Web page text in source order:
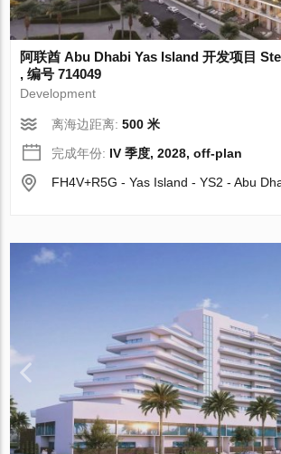
阿联酋 Abu Dhabi Yas Island 开发项目
, 编号 714049
Development
离海边距离:500 米
完成年份: IV 季度, 2028, off-plan
FH4V+R5G - Yas Island - YS2 - Abu